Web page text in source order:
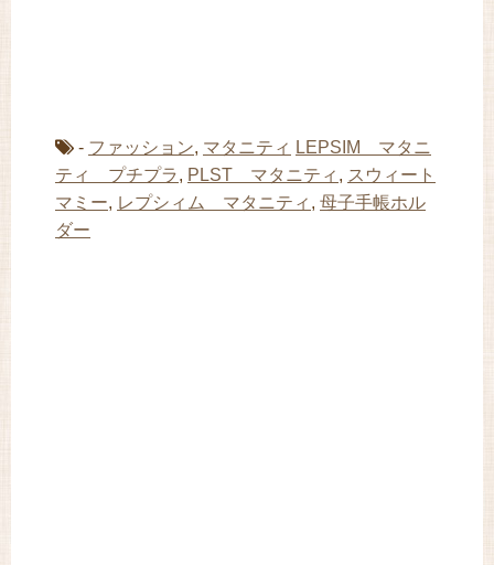
- ファッション, マタニティ LEPSIM マタニ
ティ プチプラ, PLST マタニティ , スウィート
マミー, レプシィム マタニティ , 母子手帳ホル
ダー